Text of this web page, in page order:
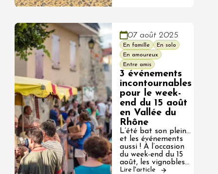
07 août 2025
En famille
En solo
En amoureux
Entre amis
3 événements
incontournables
pour le week-
end du 15 août
en Vallée du
Rhône
L’été bat son plein…
et les événements
aussi ! À l’occasion
du week-end du 15
août, les vignobles…
Lire l'article